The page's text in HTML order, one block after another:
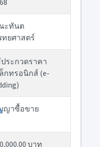
ะทันต
ยศาสตร์
ระกวดราคา
กทรอนิกส์ (e-
ญาซื้อขาย
บาท